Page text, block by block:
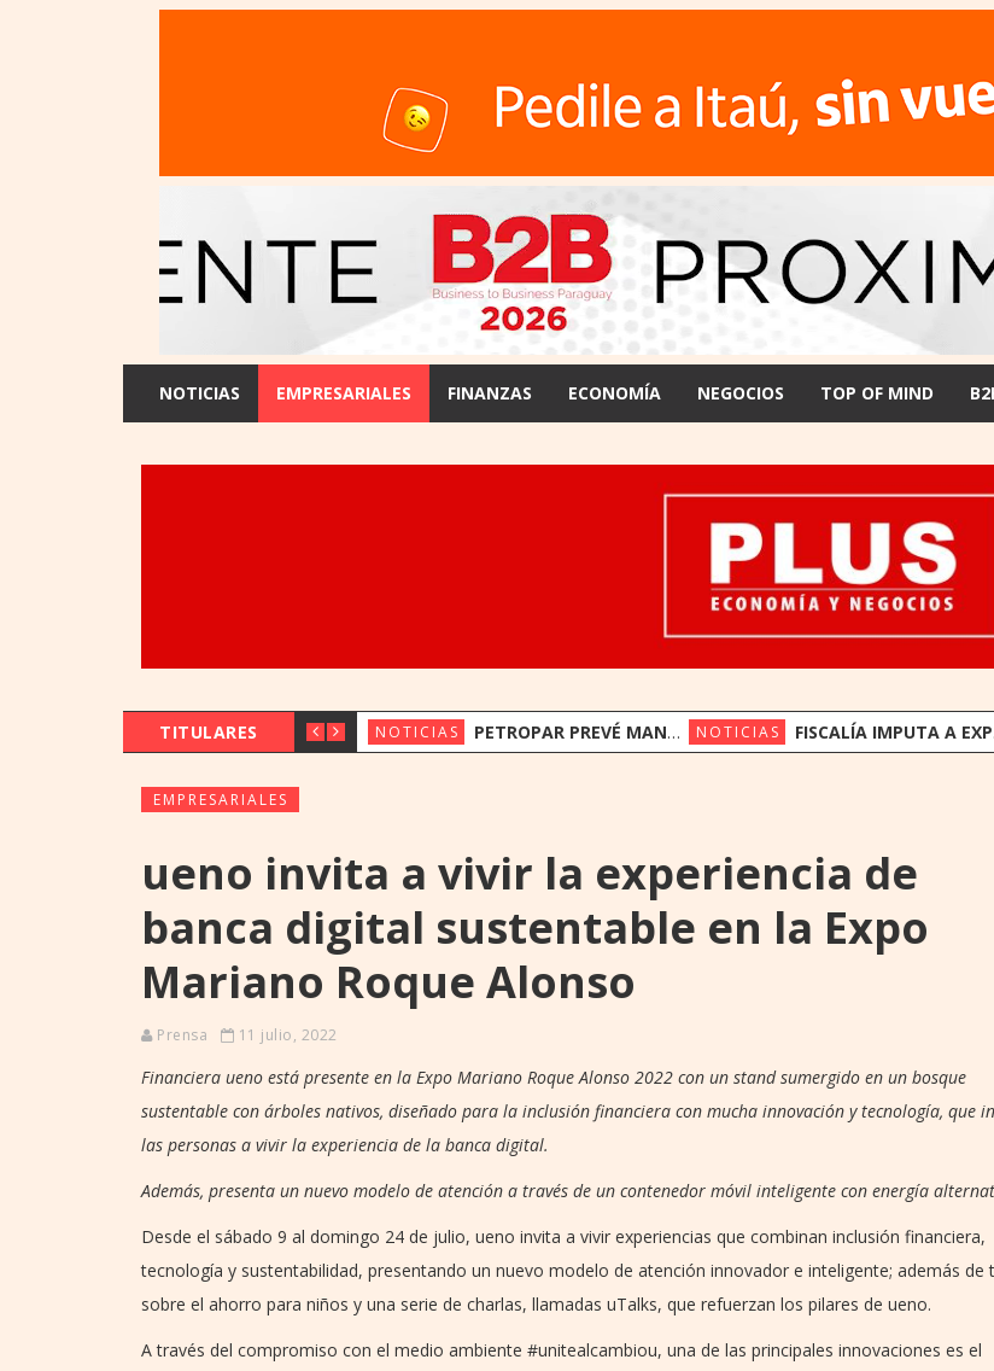
NOTICIAS EMPRESARIALES FINANZAS ECONOMÍA NEGOCIOS TOP OF MIND
TITULARES NOTICIAS PETROPAR PREVÉ MANTENER SUS PRECIOS EN UN ESCENARIO DE SUBAS NOTICIAS FISCALÍA IMPUTA A EXPRESIDENTES DEL IPS JORGE BRÍTEZ Y VICENTE BATAGLIA POR MULTIMILLONARIO DESFALCO
EMPRESARIALES
ueno invita a vivir la experiencia de
banca digital sustentable en la Expo
Mariano Roque Alonso
Prensa 11 julio, 2022
Financiera ueno está presente en la Expo Mariano Roque Alonso 2022 con un stand sumergido en un bosque
sustentable con árboles nativos, diseñado para la inclusión financiera con mucha innovación y tecnología, que
las personas a vivir la experiencia de la banca digital.
Además, presenta un nuevo modelo de atención a través de un contenedor móvil inteligente con energía
Desde el sábado 9 al domingo 24 de julio, ueno invita a vivir experiencias que combinan inclusión financiera,
tecnología y sustentabilidad, presentando un nuevo modelo de atención innovador e inteligente; además de
sobre el ahorro para niños y una serie de charlas, llamadas uTalks, que refuerzan los pilares de ueno.
A través del compromiso con el medio ambiente #unitealcambiou, una de las principales innovaciones es el